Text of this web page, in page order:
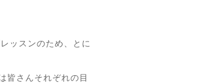
ッスンのため、とに
皆さんそれぞれの目